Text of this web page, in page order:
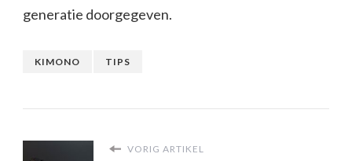
generatie doorgegeven.
KIMONO TIPS
VORIG ARTIKEL